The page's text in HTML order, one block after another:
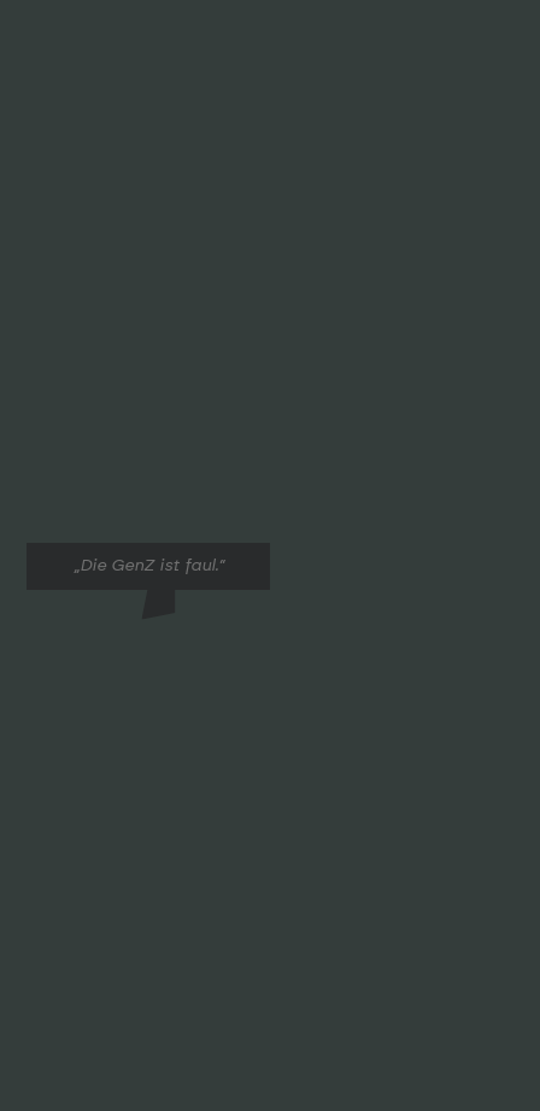
„Die GenZ ist faul.“